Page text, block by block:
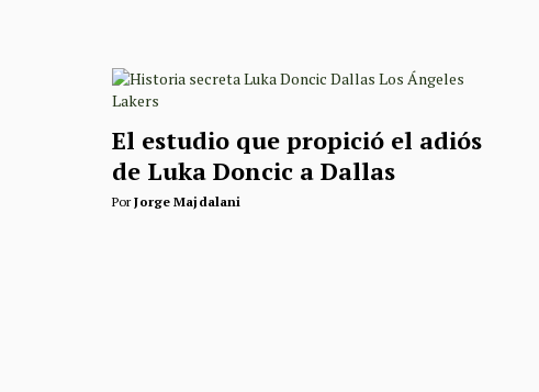
El estudio que propició el adiós
de Luka Doncic a Dallas
PorJorge Majdalani